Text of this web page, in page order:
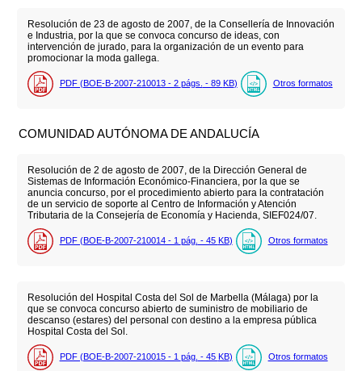
Resolución de 23 de agosto de 2007, de la Consellería de Innovación
e Industria, por la que se convoca concurso de ideas, con
intervención de jurado, para la organización de un evento para
promocionar la moda gallega.
PDF (BOE-B-2007-210013 - 2 págs. - 89 KB) Otros formatos
COMUNIDAD AUTÓNOMA DE ANDALUCÍA
Resolución de 2 de agosto de 2007, de la Dirección General de
Sistemas de Información Económico-Financiera, por la que se
anuncia concurso, por el procedimiento abierto para la contratación
de un servicio de soporte al Centro de Información y Atención
Tributaria de la Consejería de Economía y Hacienda, SIEF024/07.
PDF (BOE-B-2007-210014 - 1 pág. - 45 KB) Otros formatos
Resolución del Hospital Costa del Sol de Marbella (Málaga) por la
que se convoca concurso abierto de suministro de mobiliario de
descanso (estares) del personal con destino a la empresa pública
Hospital Costa del Sol.
PDF (BOE-B-2007-210015 - 1 pág. - 45 KB) Otros formatos